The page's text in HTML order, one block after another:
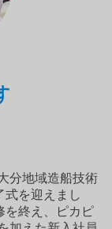
分地域造船技術
式を迎えまし
を終え、ピカピ